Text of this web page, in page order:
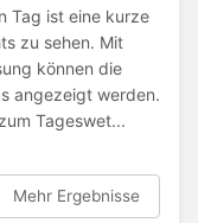
Tag ist eine kurze
zu sehen. Mit
können die
angezeigt werden.
Tageswet...
Mehr Ergebnisse